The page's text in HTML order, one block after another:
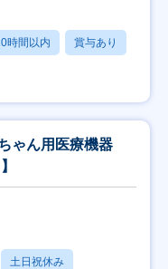
時間以内 賞与あり
ゃん用医療機器
土日祝休み